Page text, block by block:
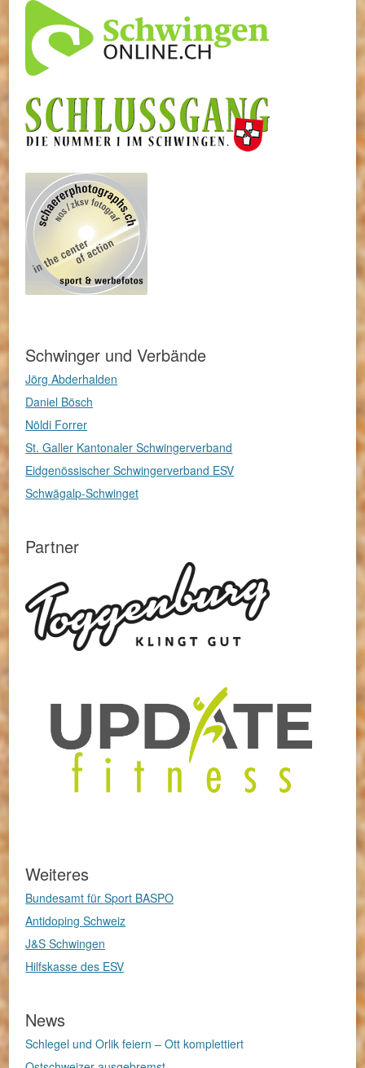
Schwinger und Verbände
Jörg Abderhalden
Daniel Bösch
Nöldi Forrer
St. Galler Kantonaler Schwingerverband
Eidgenössischer Schwingerverband ESV
Schwägalp-Schwinget
Partner
Weiteres
Bundesamt für Sport BASPO
Antidoping Schweiz
J&S Schwingen
Hilfskasse des ESV
News
Schlegel und Orlik feiern – Ott komplettiert